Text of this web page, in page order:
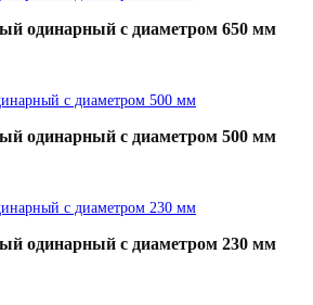
одинарный с диаметром 650 мм
одинарный с диаметром 500 мм
одинарный с диаметром 230 мм